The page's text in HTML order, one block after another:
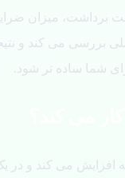
برداشت، میزان
بررسی می کند و
شما ساده تر شود.
یک ضریب از عدد ۱ شروع به